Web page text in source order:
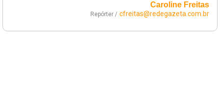
Caroline Freitas
Repórter / cfreitas@redegazeta.com.br